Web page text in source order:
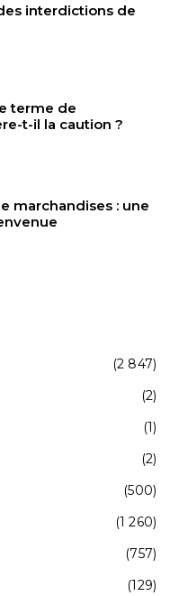
interdictions de
terme de
t-il la caution ?
marchandises : une
(2 847)
(2)
(1)
(2)
(500)
(1 260)
(757)
(129)